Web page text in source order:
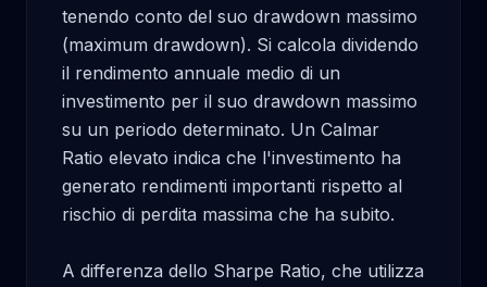
tenendo conto del suo drawdown massimo
(maximum drawdown). Si calcola dividendo
il rendimento annuale medio di un
investimento per il suo drawdown massimo
su un periodo determinato. Un Calmar
Ratio elevato indica che l'investimento ha
generato rendimenti importanti rispetto al
rischio di perdita massima che ha subito.
A differenza dello Sharpe Ratio, che utilizza